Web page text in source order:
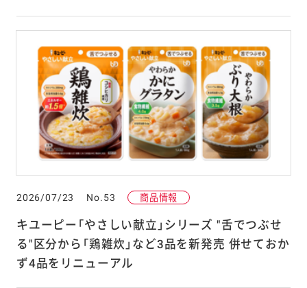
2026/07/23 No.53 商品情報
キユーピー「やさしい献立」シリーズ "舌でつぶせ
る"区分から「鶏雑炊」など3品を新発売 併せておか
ず4品をリニューアル